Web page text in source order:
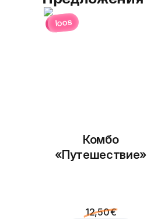
loos
Комбо
«Путешествие»
12,50 €